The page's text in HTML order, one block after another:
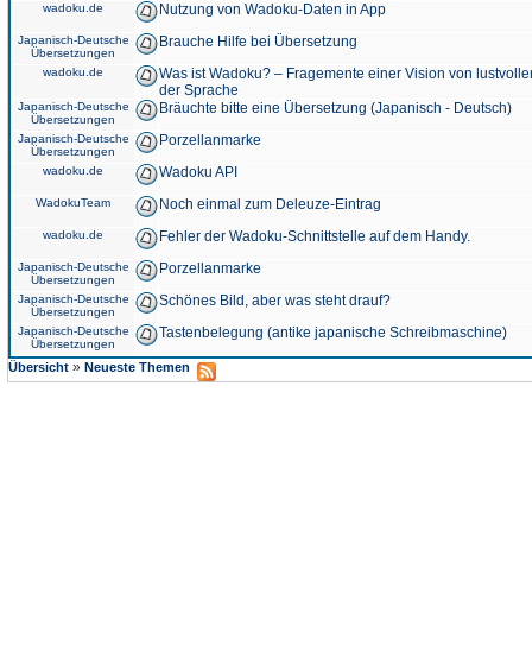
wadoku.de Nutzung von Wadoku-Daten in App
Japanisch-Deutsche
Übersetzungen
Brauche Hilfe bei Übersetzung
wadoku.de
Was ist Wadoku? – Fragemente einer Vision von
der Sprache
Japanisch-Deutsche
Übersetzungen
Bräuchte bitte eine Übersetzung (Japanisch - Deutsch)
Japanisch-Deutsche
Übersetzungen
Porzellanmarke
wadoku.de Wadoku API
WadokuTeam Noch einmal zum Deleuze-Eintrag
wadoku.de Fehler der Wadoku-Schnittstelle auf dem Handy.
Japanisch-Deutsche
Übersetzungen
Porzellanmarke
Japanisch-Deutsche
Übersetzungen
Schönes Bild, aber was steht drauf?
Japanisch-Deutsche
Übersetzungen
Tastenbelegung (antike japanische Schreibmaschine)
Übersicht » Neueste Themen